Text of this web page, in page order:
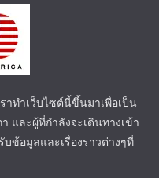
าทำเว็บไซต์นี้ขึ้นมาเพื่อเป็น
และผู้ที่กำลังจะเดินทางเข้า
บข้อมูลและเรื่องราวต่างๆที่